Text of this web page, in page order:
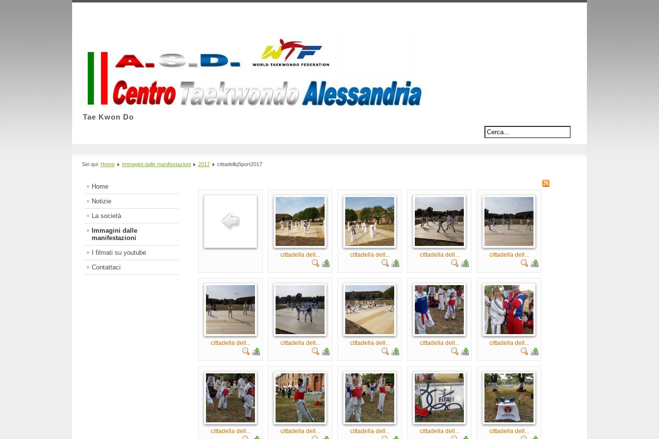
Tae Kwon Do
Sei qui: Home Immagini dalle manifestazioni 2017 cittadellqSport2017
Home
Notizie
La società
Immagini dalle
manifestazioni
I filmati su youtube
Contattaci
cittadella dell... cittadella dell... cittadella dell... cittadella dell...
cittadella dell... cittadella dell... cittadella dell... cittadella dell... cittadella dell...
cittadella dell... cittadella dell... cittadella dell... cittadella dell... cittadella dell...